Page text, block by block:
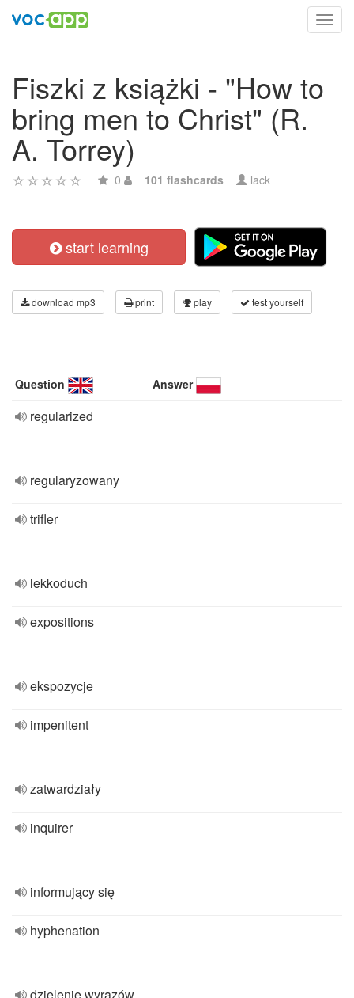
Fiszki z książki - "How to
bring men to Christ" (R.
A. Torrey)
0 101 flashcards lack
start learning
download mp3 print play test yourself
Question Answer
regularized
regularyzowany
trifler
lekkoduch
expositions
ekspozycje
impenitent
zatwardziały
inquirer
informujący się
hyphenation